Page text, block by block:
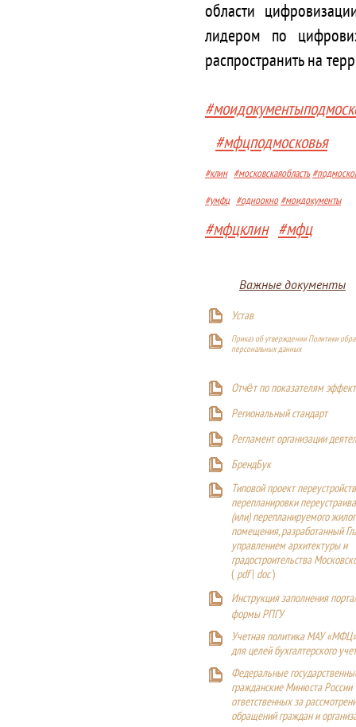
области
лидером по
распространить на
#мфцподмосковья
#клин #московскаяобласть
#умфц #одноокно #моидокументы
#мфцклин #мфц
Важные документы
Устав
Приказ об утверждении Политики
персональных данных
Отчёт по показателям
Региональный стандарт
Регламент организации
БрендБук
Типовой проект
перепланировки
(или) перепланируемого
помещения, разработанный
управлением архитектуры и
градостроительства
( pdf| doc)
Инструкция заполнения
формы РПГУ
Учетная политика МАУ
для целей бухгалтерского
Федеральные
гражданские Минюста России
ответственных за
обращений граждан и